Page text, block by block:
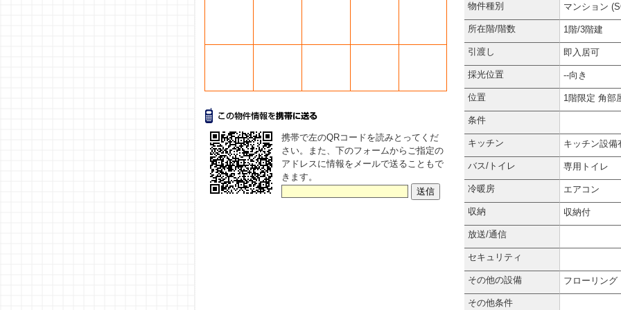
物件種別 マンション
所在階/階数 1階/3階建
引渡し 即入居可
採光位置 --向き
位置 1階限定 角部
条件
キッチン キッチン設備
バス/トイレ 専用トイレ
冷暖房 エアコン
収納 収納付
放送/通信
セキュリティ
その他の設備 フローリング
その他条件
携帯で左のQRコードを読みとってくだ
さい。また、下のフォームからご指定の
アドレスに情報をメールで送ることもで
きます。